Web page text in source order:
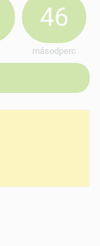
45
másodperc